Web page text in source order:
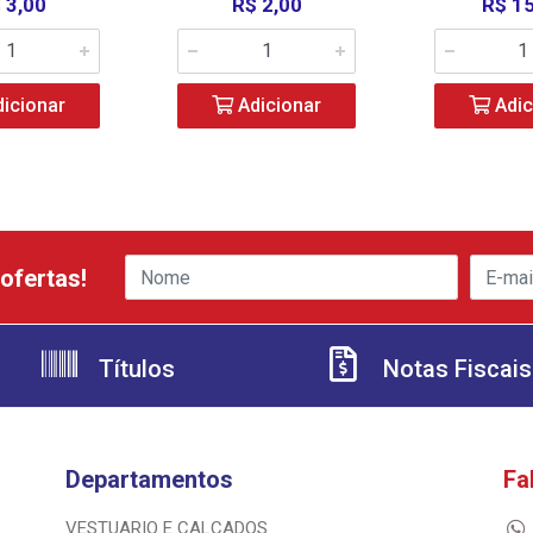
3,00 R$ 2,00
Adicionar
R$
Títulos Notas Fiscais
Departamentos
VESTUARIO E CALCADOS